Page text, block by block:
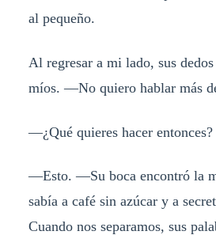
al pequeño.
Al regresar a mi lado, sus
míos. —No quiero hablar más
—¿Qué quieres hacer entonces?
—Esto. —Su boca encontró la
sabía a café sin azúcar y a
Cuando nos separamos, sus